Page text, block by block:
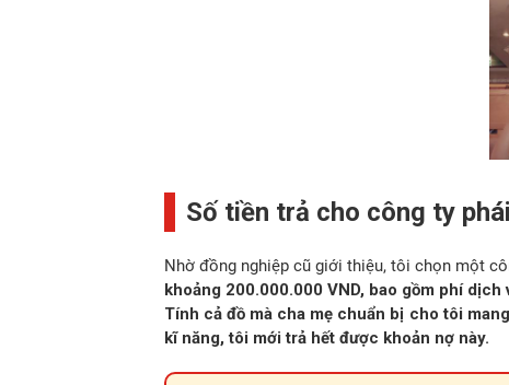
Số tiền trả cho công ty
Nhờ đồng nghiệp cũ giới thiệu, tôi chọn một
khoảng 200.000.000 VND, bao gồm phí
Tính cả đồ mà cha mẹ chuẩn bị cho tôi
kĩ năng, tôi mới trả hết được khoản nợ này.